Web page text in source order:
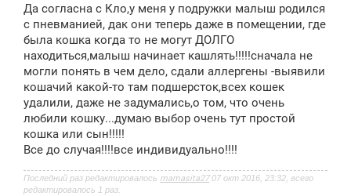
б
щ
н
и
Да согласна с Кло,у меня у подружки малыш родился
с пневманией, дак они теперь даже в помещении, где
была кошка когда то не могут ДОЛГО
находиться,малыш начинает кашлять!!!!!сначала не
могли понять в чем дело, сдали аллергены -выявили
кошачий какой-то там подшерсток,всех кошек
удалили, даже не задумались,о том, что очень
любили кошку...думаю выбор очень тут простой
кошка или сын!!!!!
Все до случая!!!!все индивидуально!!!!
Последний раз редактировалось mamasita2707 окт 2016, 23:32, всего
редактировалось 1 раз.